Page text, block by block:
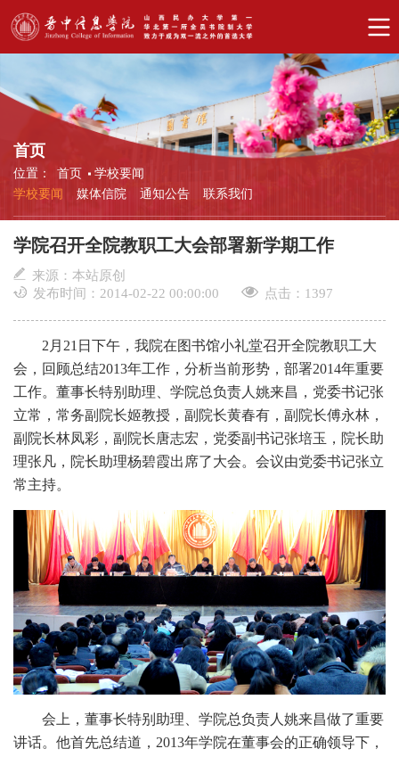
首页
位置： 首页
学校要闻
学校要闻
媒体信院 通知公告 联系我们
学院召开全院教职工大会部署新学期工作
来源：本站原创
发布时间：2014-02-22 00:00:00
点击： 1397
2月21日下午，我院在图书馆小礼堂召开全院教职工大
会，回顾总结2013年工作，分析当前形势，部署2014年重要
工作。董事长特别助理、学院总负责人姚来昌，党委书记张
立常，常务副院长姬教授，副院长黄春有，副院长傅永林，
副院长林凤彩，副院长唐志宏，党委副书记张培玉，院长助
理张凡，院长助理杨碧霞出席了大会。会议由党委书记张立
常主持。
会上，董事长特别助理、学院总负责人姚来昌做了重要
讲话。他首先总结道，2013年学院在董事会的正确领导下，